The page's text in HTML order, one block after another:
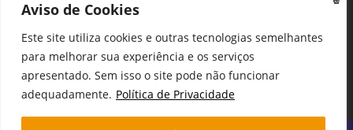
Aviso de Cookies
Este site utiliza cookies e outras tecnologias semelhantes
para melhorar sua experiência e os serviços
apresentado. Sem isso o site pode não funcionar
adequadamente. Política de Privacidade